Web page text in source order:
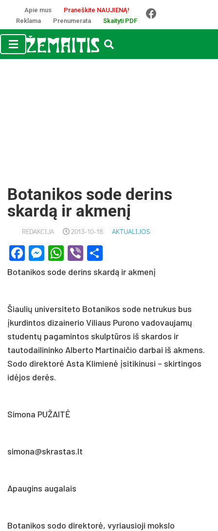
Apie mus
Praneškite NAUJIENĄ!
Reklama
Prenumerata Skaityti PDF
Botanikos sode derins
skardą ir akmenį
REDAKCIJA 2013-10-18 AKTUALIJOS
Facebook
Messenger
WhatsApp
Viber
Botanikos sode derins skardą ir akmenį
Šiaulių universiteto Botanikos sode netrukus bus
įkurdintos dizainerio Viliaus Purono vadovaujamų
studentų pagamintos skulptūros iš skardos ir
tautodailininko Alberto Martinaičio darbai iš akmens.
Sodo direktorė Asta Klimienė įsitikinusi – skirtingos
idėjos derės.
Simona PUŽAITĖ
simona@skrastas.lt
Apaugins augalais
Botanikos sodo direktorė, vyriausioji mokslo